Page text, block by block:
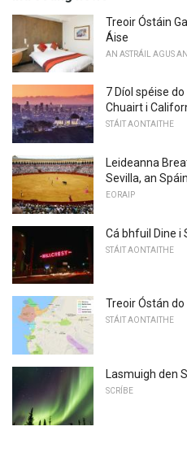
Treoir Óstáin
Áise
AN ASTRÁIL AGUS
7 Díol spéise
Chuairt i
STÁIT AONTAITHE
Leideanna
Sevilla, an
EORAIP
Cá bhfuil Dine i
STÁIT AONTAITHE
Treoir Óstán
STÁIT AONTAITHE
Lasmuigh den
SCRÍBE